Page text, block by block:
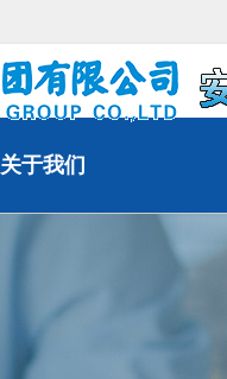
关于我们